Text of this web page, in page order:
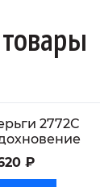
2772С
₽